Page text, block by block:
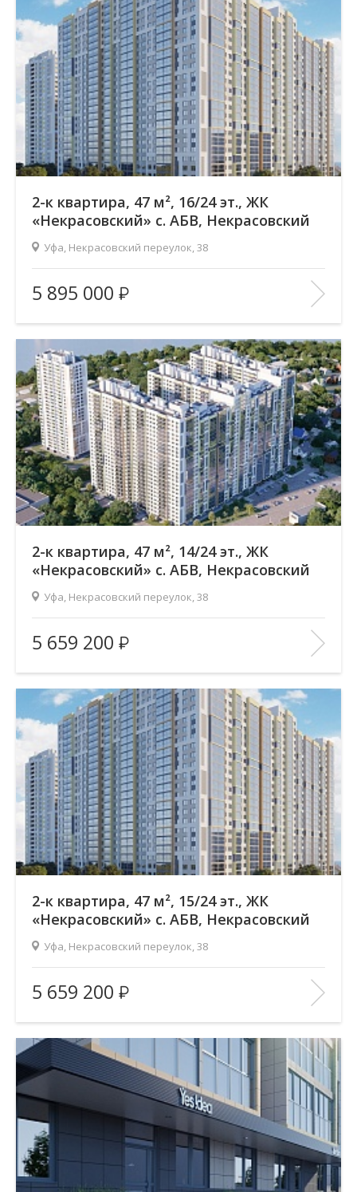
Общая площадь:
47.16 м
Отделка помещения:
без отделки
Год постройки дома:
2025
В ИЗБРАННОЕ
2-к квартира, 47 м², 16/24 эт., ЖК
«Некрасовский» с. АБВ, Некрасовский
переулок
Уфа, Некрасовский переулок, 38
Жилой комплекс:
ЖК «Некрасовский» с. АБВ
Количество комнат:
2
Район:
Зеленая роща
Этажность:
24
Общая площадь:
47.16 м2
Отделка помещения:
без отделки
Год постройки дома:
2025
В ИЗБРАННОЕ
5 895 000
2-к квартира, 47 м², 14/24 эт., ЖК
«Некрасовский» с. АБВ, Некрасовский
переулок
Уфа, Некрасовский переулок, 38
Жилой комплекс:
ЖК «Некрасовский» с. АБВ
Количество комнат:
2
Район:
Зеленая роща
Этажность:
Общая площадь:
47.16 м
Отделка помещения:
без отделки
Год постройки дома:
2025
В ИЗБРАННОЕ
5 659 200
2-к квартира, 47 м², 15/24 эт., ЖК
«Некрасовский» с. АБВ, Некрасовский
переулок
Уфа, Некрасовский переулок, 38
Жилой комплекс:
ЖК «Некрасовский» с. АБВ
Количество комнат:
2
Район:
Зеленая роща
Этажность:
24
Общая площадь:
47.16 м 2
Отделка помещения:
без отделки
Год постройки дома:
2025
В ИЗБРАННОЕ
5 659 200